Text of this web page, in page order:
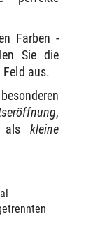
Farben -
Sie die
Feld aus.
,
als kleine